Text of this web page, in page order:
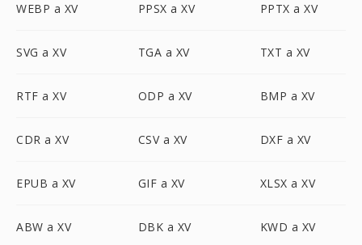
WEBP a XV PPSX a XV PPTX a XV
SVG a XV TGA a XV TXT a XV
RTF a XV ODP a XV BMP a XV
CDR a XV CSV a XV DXF a XV
EPUB a XV GIF a XV XLSX a XV
ABW a XV DBK a XV KWD a XV